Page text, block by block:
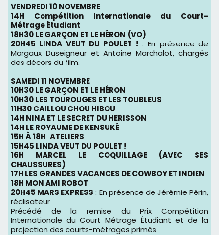
VENDREDI 10 NOVEMBRE
14H Compétition Internationale du Court-
Métrage Étudiant
18H30 LE GARÇON ET LE HÉRON (VO)
20H45 LINDA VEUT DU POULET ! : En présence de
Margaux Duseigneur et Antoine Marchalot, chargés
des décors du film.
SAMEDI 11 NOVEMBRE
10H30 LE GARÇON ET LE HÉRON
10H30 LES TOUROUGES ET LES TOUBLEUS
11H30 CAILLOU CHOU HIBOU
14H NINA ET LE SECRET DU HERISSON
14H LE ROYAUME DE KENSUKÉ
15H À 18H ATELIERS
15H45 LINDA VEUT DU POULET !
16H MARCEL LE COQUILLAGE (AVEC SES
CHAUSSURES)
17H LES GRANDES VACANCES DE COWBOY ET INDIEN
18H MON AMI ROBOT
20H45 MARS EXPRESS : En présence de Jérémie Périn,
réalisateur
Précédé de la remise du Prix Compétition
Internationale du Court Métrage Étudiant et de la
projection des courts-métrages primés